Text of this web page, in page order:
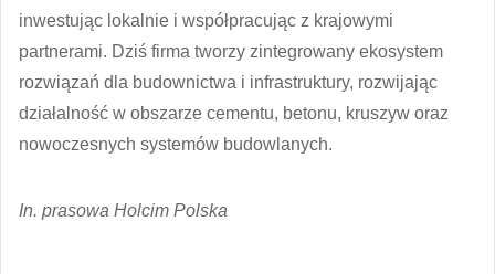
inwestując lokalnie i współpracując z krajowymi
partnerami. Dziś firma tworzy zintegrowany ekosystem
rozwiązań dla budownictwa i infrastruktury, rozwijając
działalność w obszarze cementu, betonu, kruszyw oraz
nowoczesnych systemów budowlanych.
In. prasowa Holcim Polska